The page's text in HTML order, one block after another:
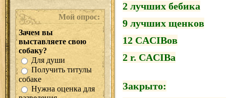
Мой опрос:
Зачем вы
выставляете свою
собаку?
Для души
Получить титулы
собаке
Нужна оценка для
2 лучших бебика
9 лучших щенков
12 CACIBов
2 r. CACIBа
Закрыто: